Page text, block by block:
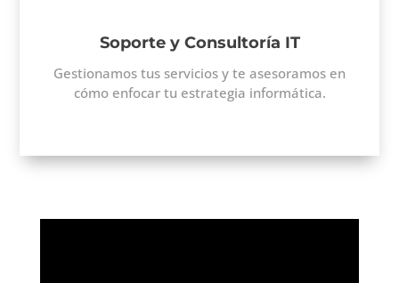
Soporte y Consultoría IT
Gestionamos tus servicios y te asesoramos en
cómo enfocar tu estrategia informática.